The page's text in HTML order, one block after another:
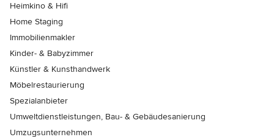
Heimkino & Hifi
Home Staging
Immobilienmakler
Kinder- & Babyzimmer
Künstler & Kunsthandwerk
Möbelrestaurierung
Spezialanbieter
Umweltdienstleistungen, Bau- & Gebäudesanierung
Umzugsunternehmen